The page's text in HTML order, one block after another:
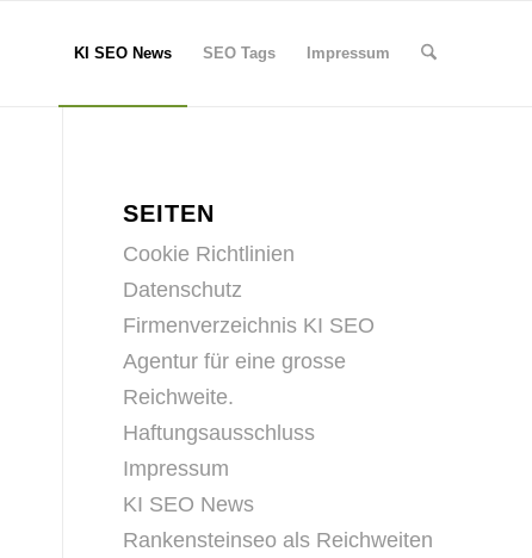
KI SEO News SEO Tags Impressum
SEITEN
Cookie Richtlinien
Datenschutz
Firmenverzeichnis KI SEO
Agentur für eine grosse
Reichweite.
Haftungsausschluss
Impressum
KI SEO News
Rankensteinseo als Reichweiten